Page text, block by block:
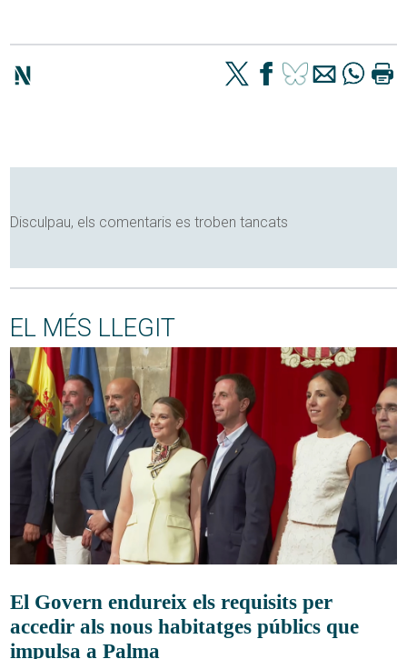
Disculpau, els comentaris es troben tancats
EL MÉS LLEGIT
El Govern endureix els requisits per
accedir als nous habitatges públics que
impulsa a Palma